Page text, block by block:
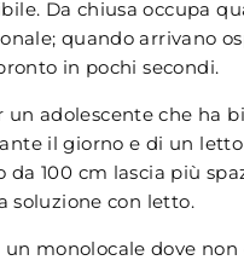
Da chiusa occupa
quando arrivano
in pochi secondi.
un adolescente che ha
il giorno e di un
da 100 cm lascia più
soluzione con letto.
un monolocale dove non